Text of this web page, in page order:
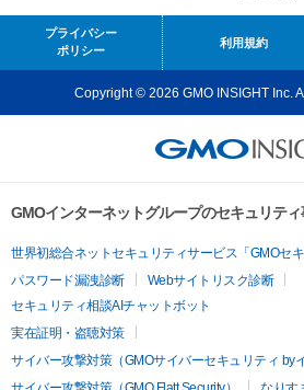
プライバシー
ポリシー
利用規約
Copyright © 2026 GMO INSIGHT Inc.
GMOインターネットグループのセキュリテ
世界初総合ネットセキュリティサービス「GMOセキ
パスワード漏洩診断
Webサイトリスク診断
セキュリティ相談AIチャットボット
実在証明・盗聴対策
サイバー攻撃対策（GMOサイバーセキュリティ by